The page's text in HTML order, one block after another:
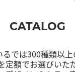
CATALOG
るでは300種類以上
定額でお選びいた